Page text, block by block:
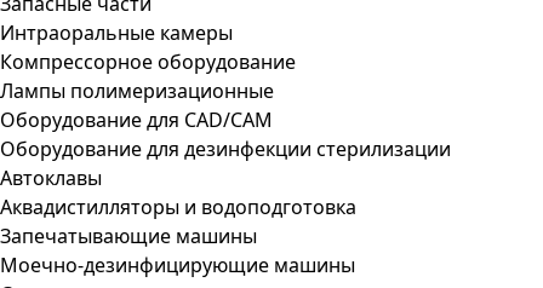
Интраоральные камеры
Компрессорное оборудование
Лампы полимеризационные
Оборудование для CAD/CAM
Оборудование для дезинфекции стерилизации
Автоклавы
Аквадистилляторы и водоподготовка
Запечатывающие машины
Моечно-дезинфицирующие машины